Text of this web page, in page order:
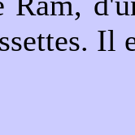
Il